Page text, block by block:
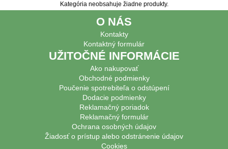
Kategória neobsahuje žiadne produkty.
O NÁS
Kontakty
Kontaktný formulár
UŽITOČNÉ INFORMÁCIE
Ako nakupovať
Obchodné podmienky
Poučenie spotrebiteľa o odstúpení
Dodacie podmienky
Reklamačný poriadok
Reklamačný formulár
Ochrana osobných údajov
Žiadosť o prístup alebo odstránenie údajov
Cookies